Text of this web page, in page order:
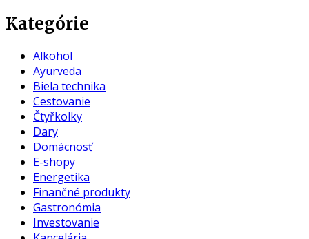
Kategórie
Alkohol
Ayurveda
Biela technika
Cestovanie
Čtyřkolky
Dary
Domácnosť
E-shopy
Energetika
Finančné produkty
Gastronómia
Investovanie